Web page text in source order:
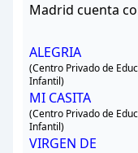
Madrid cuenta
ALEGRIA
(Centro Privado de
Infantil)
MI CASITA
(Centro Privado de
Infantil)
VIRGEN DE